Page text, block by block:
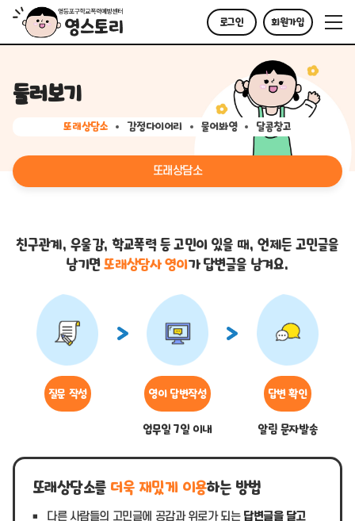
로그인 회원가입
둘러보기
또래상담소 감정다이어리 물어봐영 달콤창고
또래상담소
친구관계, 우울감, 학교폭력 등 고민이 있을 때,언제든 고민글을
남기면또래상담사 영이가 답변글을 남겨요.
질문 작성 영이 답변작성
업무일 7일 이내
답변 확인
알림 문자발송
또래상담소를 더욱 재밌게 이용하는 방법
다른 사람들의 고민글에 공감과 위로가 되는 답변글을 달고